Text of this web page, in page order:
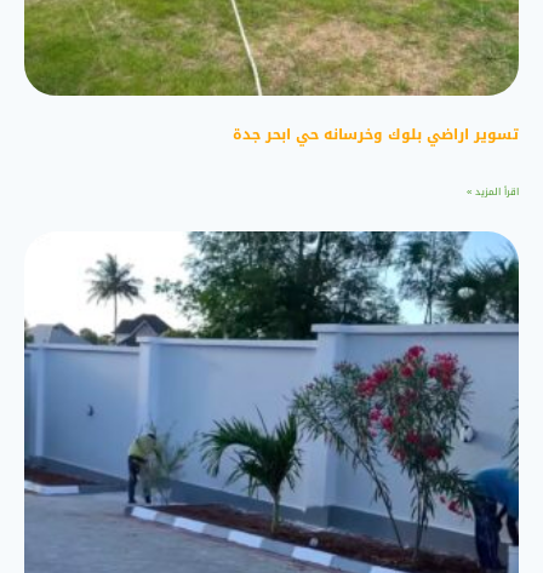
تسوير اراضي بلوك وخرسانه حي ابحر جدة
اقرأ المزيد »